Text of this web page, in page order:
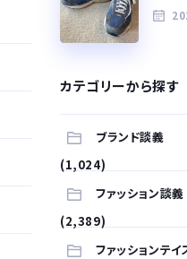
カテゴリーから探す
ブランド談義
(1,024)
ファッション談義
(2,389)
ファッションテイ